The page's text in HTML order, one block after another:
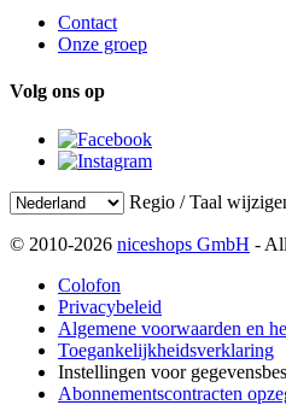
Contact
Onze groep
Volg ons op
Regio / Taal
© 2010-2026 niceshops GmbH -
Colofon
Privacybeleid
Algemene voorwaarden en
Toegankelijkheidsverklaring
Instellingen voor
Abonnementscontracten